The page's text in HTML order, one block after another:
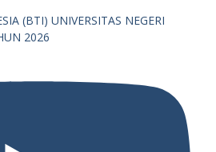
(BTI) UNIVERSITAS NEGERI
2026